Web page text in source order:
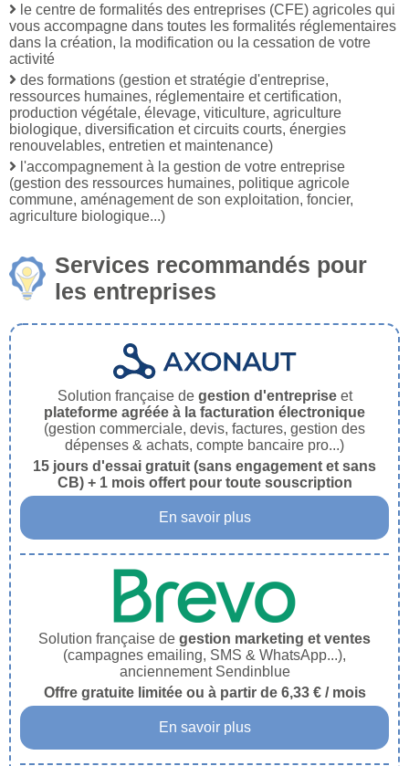
le centre de formalités des entreprises (CFE) agricoles qui
vous accompagne dans toutes les formalités réglementaires
dans la création, la modification ou la cessation de votre
activité
des formations (gestion et stratégie d'entreprise,
ressources humaines, réglementaire et certification,
production végétale, élevage, viticulture, agriculture
biologique, diversification et circuits courts, énergies
renouvelables, entretien et maintenance)
l'accompagnement à la gestion de votre entreprise
(gestion des ressources humaines, politique agricole
commune, aménagement de son exploitation, foncier,
agriculture biologique...)
Services recommandés pour
les entreprises
Solution française de gestion d'entrepriseet
plateforme agréée à la facturation électronique
(gestion commerciale, devis, factures, gestion des
dépenses & achats, compte bancaire pro...)
15 jours d'essai gratuit (sans engagement et sans
CB) + 1 mois offert pour toute souscription
En savoir plus
Solution française de gestion marketing et ventes
(campagnes emailing, SMS & WhatsApp...),
anciennement Sendinblue
Offre gratuite limitée ou à partir de 6,33 € / mois
En savoir plus